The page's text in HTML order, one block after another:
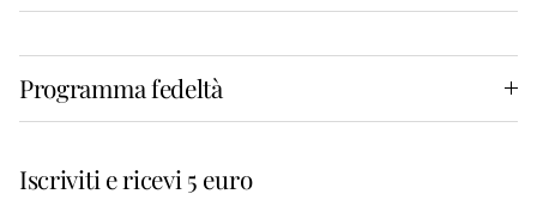
Programma fedeltà
Iscriviti e ricevi 5 euro